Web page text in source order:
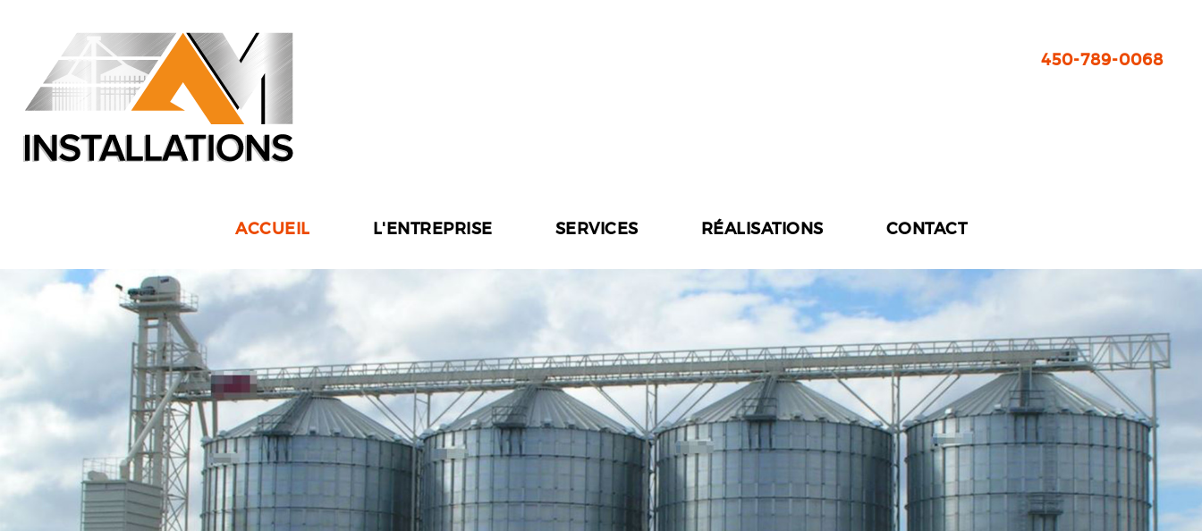
450-789-0068
ACCUEIL L'ENTREPRISE SERVICES RÉALISATIONS CONTACT